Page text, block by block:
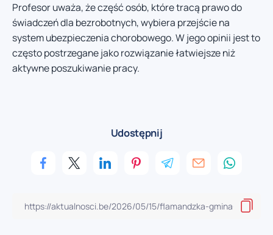
Profesor uważa, że część osób, które tracą prawo do
świadczeń dla bezrobotnych, wybiera przejście na
system ubezpieczenia chorobowego. W jego opinii jest to
często postrzegane jako rozwiązanie łatwiejsze niż
aktywne poszukiwanie pracy.
Udostępnij